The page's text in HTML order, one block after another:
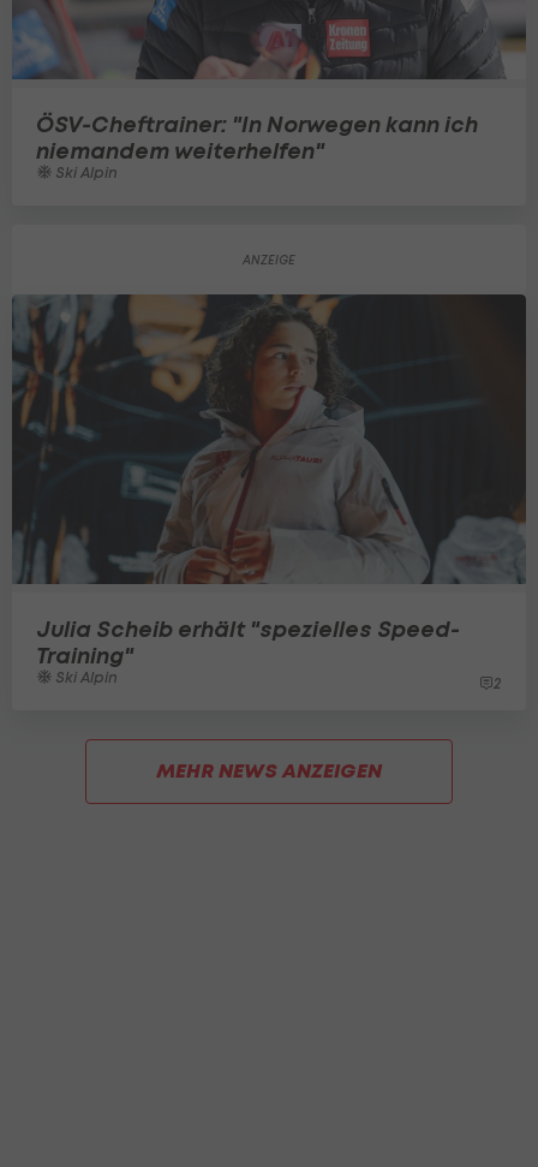
ÖSV-Cheftrainer: "In Norwegen kann ich
niemandem weiterhelfen"
Ski Alpin
Julia Scheib erhält "spezielles Speed-
Training"
Ski Alpin 2
MEHR NEWS ANZEIGEN